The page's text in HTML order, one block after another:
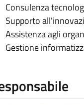
Consulenza
Supporto
Assistenza agli
Gestione